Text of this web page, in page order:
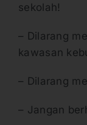
sekolah!
– Dilarang
kawasan
– Dilarang
– Jangan